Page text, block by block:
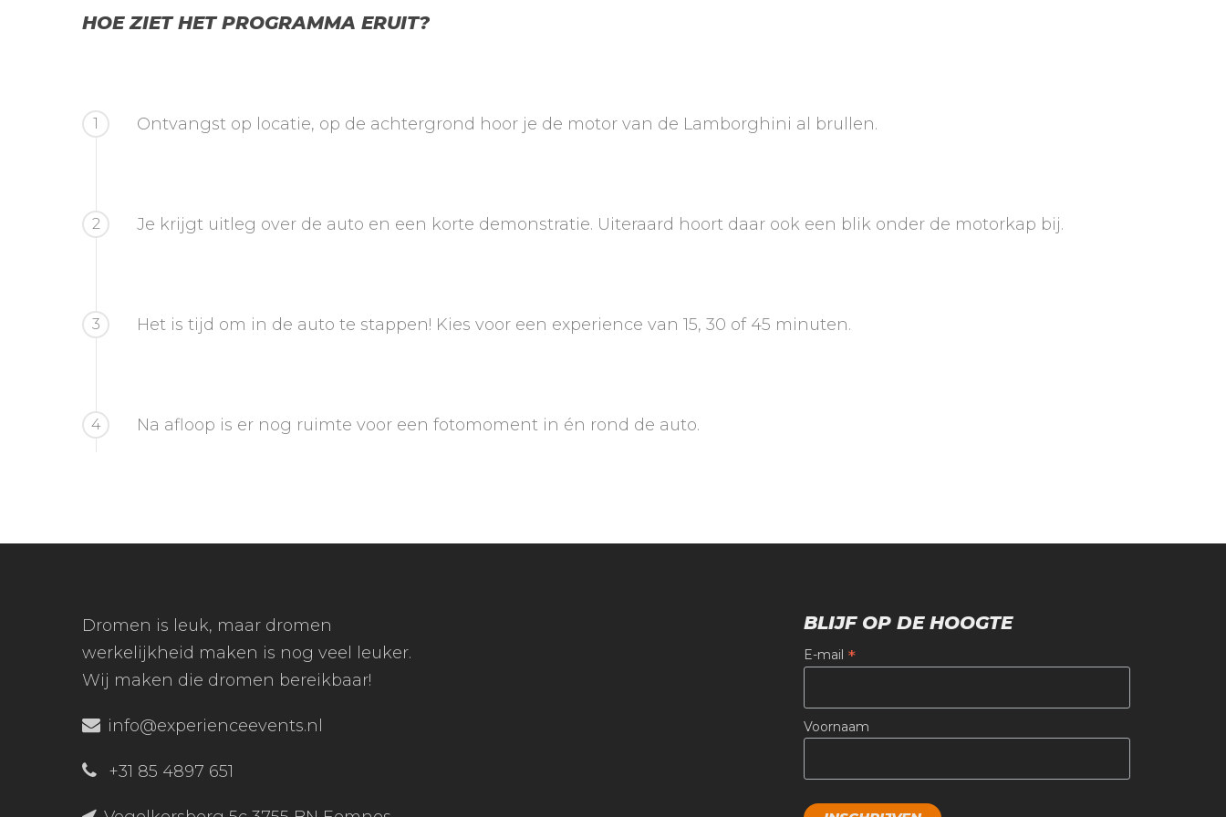
HOE ZIET HET PROGRAMMA ERUIT?
1 Ontvangst op locatie, op de achtergrond hoor je de motor van de Lamborghini al brullen.
2 Je krijgt uitleg over de auto en een korte demonstratie. Uiteraard hoort daar ook een blik onder de motorkap bij.
3 Het is tijd om in de auto te stappen! Kies voor een experience van 15, 30 of 45 minuten.
4 Na afloop is er nog ruimte voor een fotomoment in én rond de auto.
Dromen is leuk, maar dromen
werkelijkheid maken is nog veel leuker.
Wij maken die dromen bereikbaar!
info@experienceevents.nl
+31 85 4897 651
BLIJF OP DE HOOGTE
E-mail *
Voornaam